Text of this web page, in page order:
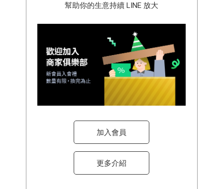
幫助你的生意持續 LINE 放大
加入會員
更多介紹